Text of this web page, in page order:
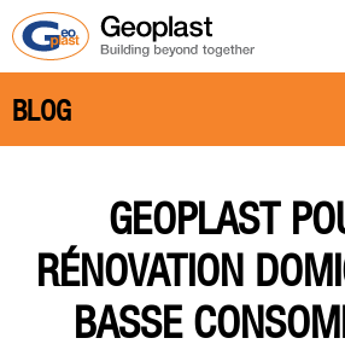
BLOG
GEOPLAST
RÉNOVATION
BASSE